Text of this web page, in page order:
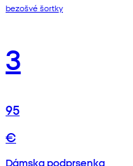
bezošvé šortky
3
95
€
Dámska podprsenka